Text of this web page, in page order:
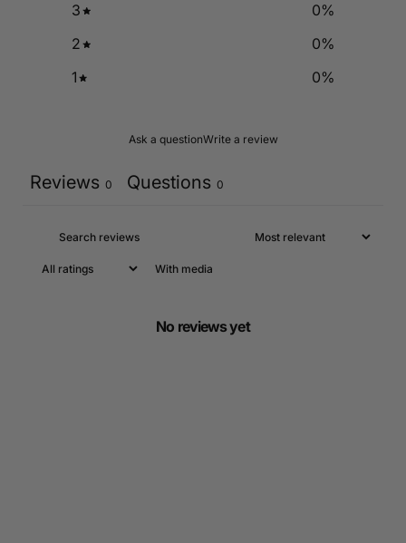
3
0%
2
0%
1
0%
Ask a questionWrite a review
Reviews 0 Questions 0
With media
No reviews yet